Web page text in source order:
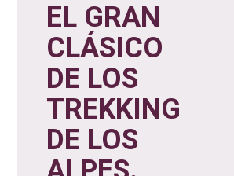
EL GRAN
CLÁSICO
DE LOS
TREKKING
DE LOS